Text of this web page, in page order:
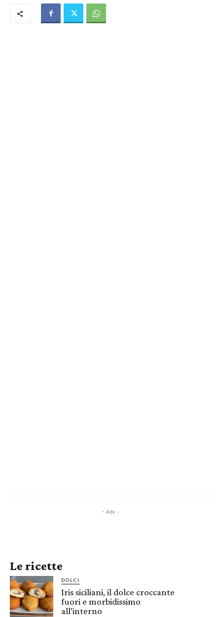
- Adv -
Le ricette
DOLCI
Iris siciliani, il dolce croccante
fuori e morbidissimo
all’interno